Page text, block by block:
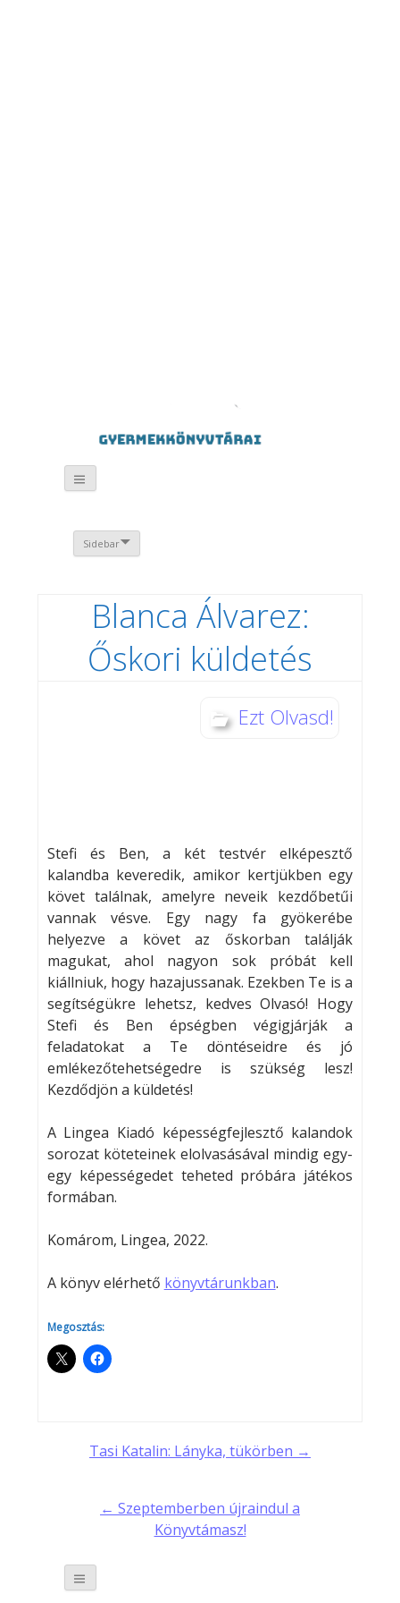
Sidebar
Blanca Álvarez:
Őskori küldetés
Ezt Olvasd!
Stefi és Ben, a két testvér elképesztő
kalandba keveredik, amikor kertjükben egy
követ találnak, amelyre neveik kezdőbetűi
vannak vésve. Egy nagy fa gyökerébe
helyezve a követ az őskorban találják
magukat, ahol nagyon sok próbát kell
kiállniuk, hogy hazajussanak. Ezekben Te is a
segítségükre lehetsz, kedves Olvasó! Hogy
Stefi és Ben épségben végigjárják a
feladatokat a Te döntéseidre és jó
emlékezőtehetségedre is szükség lesz!
Kezdődjön a küldetés!
A Lingea Kiadó képességfejlesztő kalandok
sorozat köteteinek elolvasásával mindig egy-
egy képességedet teheted próbára játékos
formában.
Komárom, Lingea, 2022.
A könyv elérhető könyvtárunkban.
Megosztás:
Post
navigation
Tasi Katalin: Lányka, tükörben →
← Szeptemberben újraindul a
Könyvtámasz!